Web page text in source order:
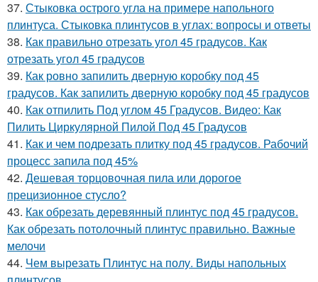
37. Стыковка острого угла на примере напольного
плинтуса. Стыковка плинтусов в углах: вопросы и ответы
38. Как правильно отрезать угол 45 градусов. Как
отрезать угол 45 градусов
39. Как ровно запилить дверную коробку под 45
градусов. Как запилить дверную коробку под 45 градусов
40. Как отпилить Под углом 45 Градусов. Видео: Как
Пилить Циркулярной Пилой Под 45 Градусов
41. Как и чем подрезать плитку под 45 градусов. Рабочий
процесс запила под 45%
42. Дешевая торцовочная пила или дорогое
прецизионное стусло?
43. Как обрезать деревянный плинтус под 45 градусов.
Как обрезать потолочный плинтус правильно. Важные
мелочи
44. Чем вырезать Плинтус на полу. Виды напольных